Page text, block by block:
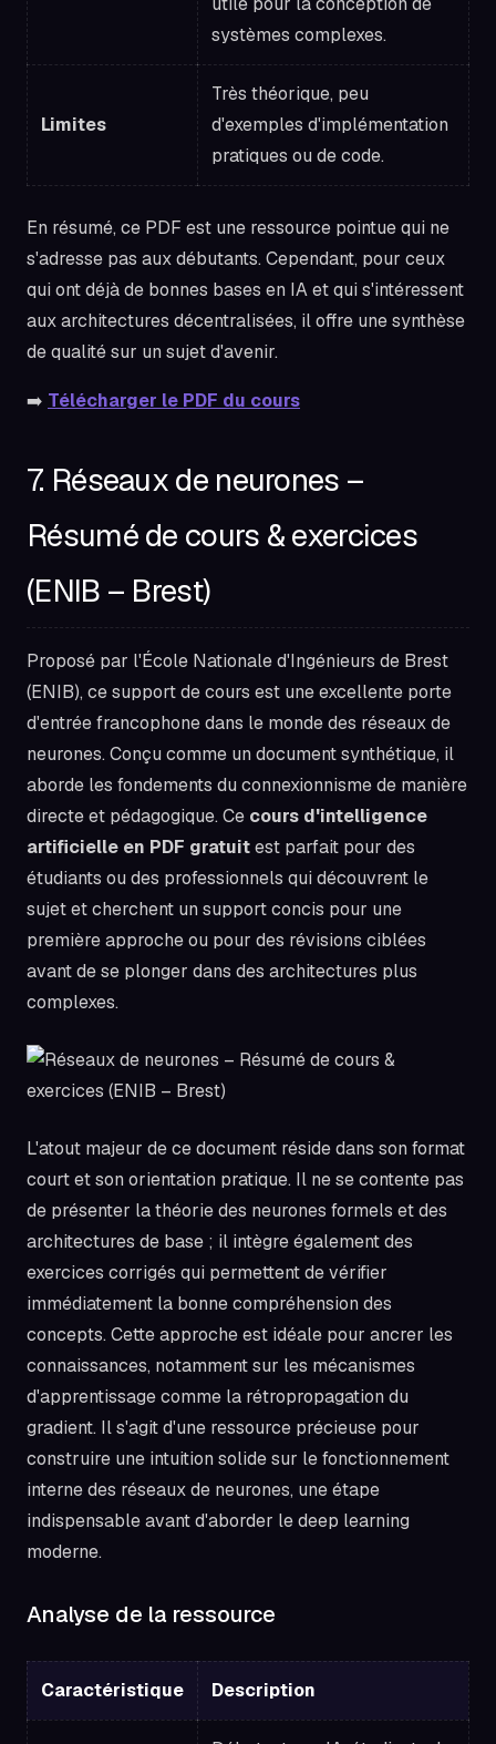
systèmes complexes.
Limites
Très théorique, peu
d'exemples d'implémentation
pratiques ou de code.
En résumé, ce PDF est une ressource pointue qui ne
s'adresse pas aux débutants. Cependant, pour ceux
qui ont déjà de bonnes bases en IA et qui s'intéressent
aux architectures décentralisées, il offre une synthèse
de qualité sur un sujet d'avenir.
➡️ Télécharger le PDF du cours
7. Réseaux de neurones –
Résumé de cours & exercices
(ENIB – Brest)
Proposé par l'École Nationale d'Ingénieurs de Brest
(ENIB), ce support de cours est une excellente porte
d'entrée francophone dans le monde des réseaux de
neurones. Conçu comme un document synthétique, il
aborde les fondements du connexionnisme de manière
directe et pédagogique. Ce cours d'intelligence
artificielle en PDF gratuitest parfait pour des
étudiants ou des professionnels qui découvrent le
sujet et cherchent un support concis pour une
première approche ou pour des révisions ciblées
avant de se plonger dans des architectures plus
complexes.
L'atout majeur de ce document réside dans son format
court et son orientation pratique. Il ne se contente pas
de présenter la théorie des neurones formels et des
architectures de base ; il intègre également des
exercices corrigés qui permettent de vérifier
immédiatement la bonne compréhension des
concepts. Cette approche est idéale pour ancrer les
connaissances, notamment sur les mécanismes
d'apprentissage comme la rétropropagation du
gradient. Il s'agit d'une ressource précieuse pour
construire une intuition solide sur le fonctionnement
interne des réseaux de neurones, une étape
indispensable avant d'aborder le deep learning
moderne.
Analyse de la ressource
Caractéristique Description